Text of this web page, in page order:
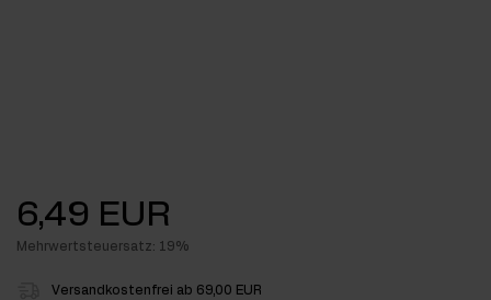
6,49 EUR
Mehrwertsteuersatz: 19%
Versandkostenfrei ab 69,00 EUR